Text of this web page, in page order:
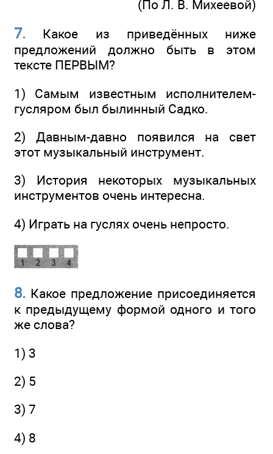
(По Л. В. Михеевой)
7. Какое из приведённых ниже
предложений должно быть в этом
тексте ПЕРВЫМ?
1) Самым известным исполнителем-
гусляром был былинный Садко.
2) Давным-давно появился на свет
этот музыкальный инструмент.
3) История некоторых музыкальных
инструментов очень интересна.
4) Играть на гуслях очень непросто.
8. Какое предложение присоединяется
к предыдущему формой одного и того
же слова?
1) 3
2) 5
3) 7
4) 8